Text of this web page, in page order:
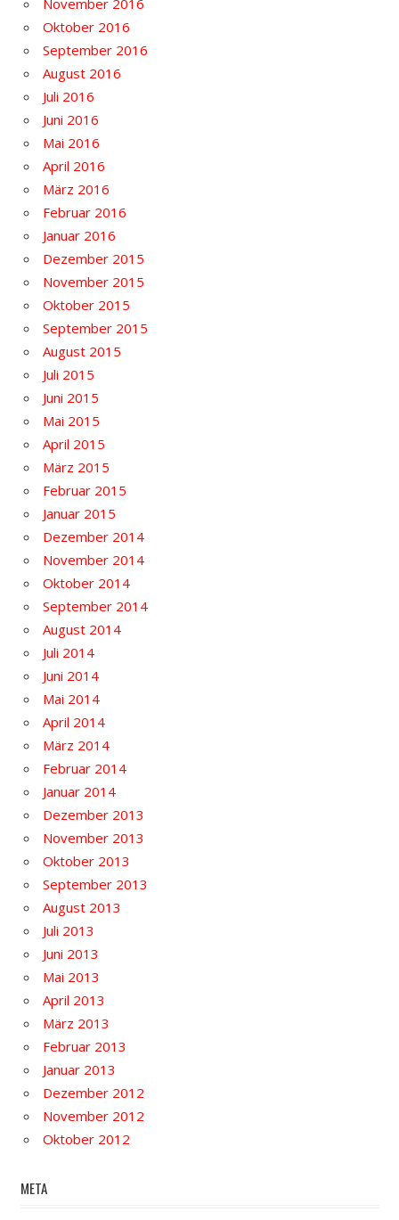
November 2016
Oktober 2016
September 2016
August 2016
Juli 2016
Juni 2016
Mai 2016
April 2016
März 2016
Februar 2016
Januar 2016
Dezember 2015
November 2015
Oktober 2015
September 2015
August 2015
Juli 2015
Juni 2015
Mai 2015
April 2015
März 2015
Februar 2015
Januar 2015
Dezember 2014
November 2014
Oktober 2014
September 2014
August 2014
Juli 2014
Juni 2014
Mai 2014
April 2014
März 2014
Februar 2014
Januar 2014
Dezember 2013
November 2013
Oktober 2013
September 2013
August 2013
Juli 2013
Juni 2013
Mai 2013
April 2013
März 2013
Februar 2013
Januar 2013
Dezember 2012
November 2012
Oktober 2012
META